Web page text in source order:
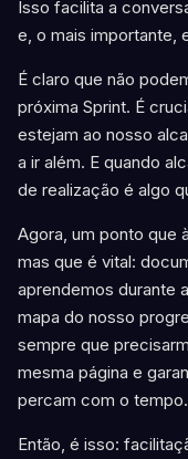
Isso facilita a
e, o mais importante,
É claro que não
próxima Sprint. É
estejam ao nosso
a ir além. E quando
de realização é algo
Agora, um ponto que
mas que é vital:
aprendemos durante
mapa do nosso
sempre que
mesma página e
percam com o tempo.
Então, é isso: